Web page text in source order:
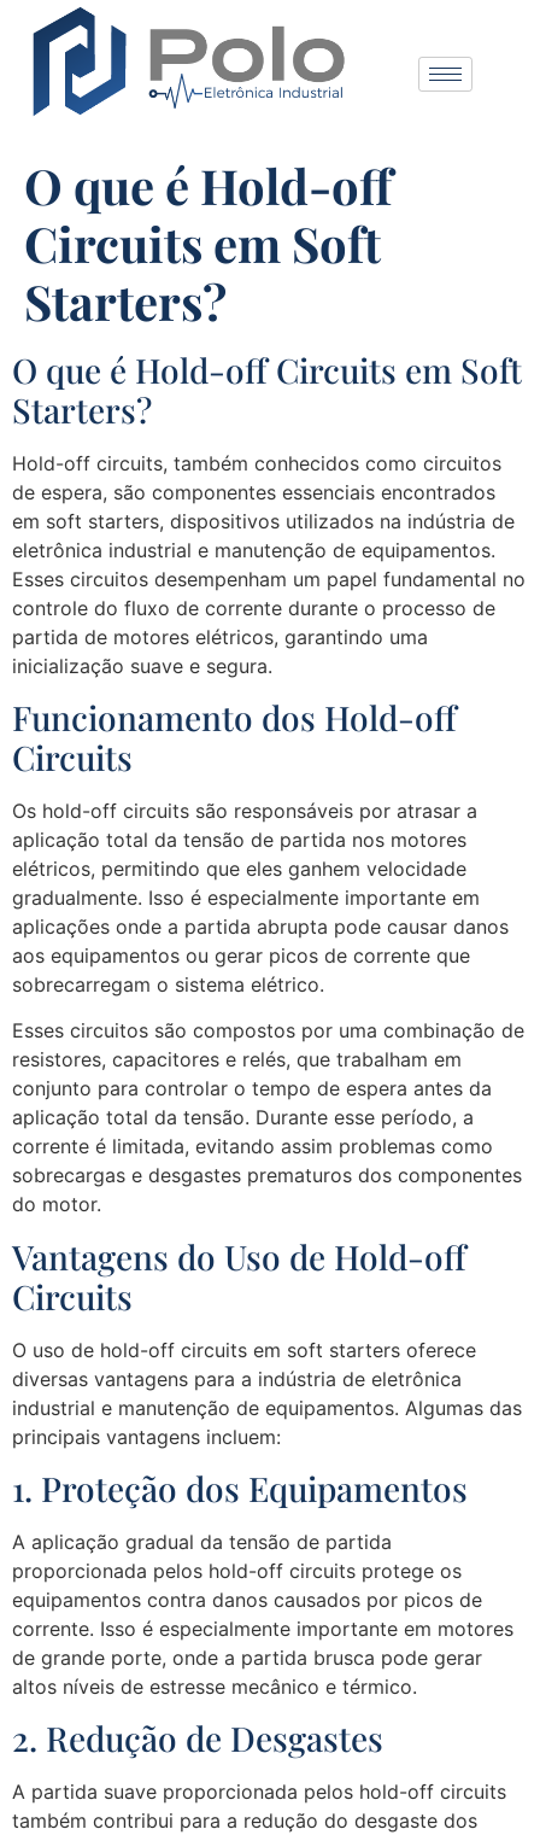
O que é Hold-off
Circuits em Soft
Starters?
O que é Hold-off Circuits em Soft
Starters?
Hold-off circuits, também conhecidos como circuitos
de espera, são componentes essenciais encontrados
em soft starters, dispositivos utilizados na indústria de
eletrônica industrial e manutenção de equipamentos.
Esses circuitos desempenham um papel fundamental no
controle do fluxo de corrente durante o processo de
partida de motores elétricos, garantindo uma
inicialização suave e segura.
Funcionamento dos Hold-off
Circuits
Os hold-off circuits são responsáveis por atrasar a
aplicação total da tensão de partida nos motores
elétricos, permitindo que eles ganhem velocidade
gradualmente. Isso é especialmente importante em
aplicações onde a partida abrupta pode causar danos
aos equipamentos ou gerar picos de corrente que
sobrecarregam o sistema elétrico.
Esses circuitos são compostos por uma combinação de
resistores, capacitores e relés, que trabalham em
conjunto para controlar o tempo de espera antes da
aplicação total da tensão. Durante esse período, a
corrente é limitada, evitando assim problemas como
sobrecargas e desgastes prematuros dos componentes
do motor.
Vantagens do Uso de Hold-off
Circuits
O uso de hold-off circuits em soft starters oferece
diversas vantagens para a indústria de eletrônica
industrial e manutenção de equipamentos. Algumas das
principais vantagens incluem:
1. Proteção dos Equipamentos
A aplicação gradual da tensão de partida
proporcionada pelos hold-off circuits protege os
equipamentos contra danos causados por picos de
corrente. Isso é especialmente importante em motores
de grande porte, onde a partida brusca pode gerar
altos níveis de estresse mecânico e térmico.
2. Redução de Desgastes
A partida suave proporcionada pelos hold-off circuits
também contribui para a redução do desgaste dos